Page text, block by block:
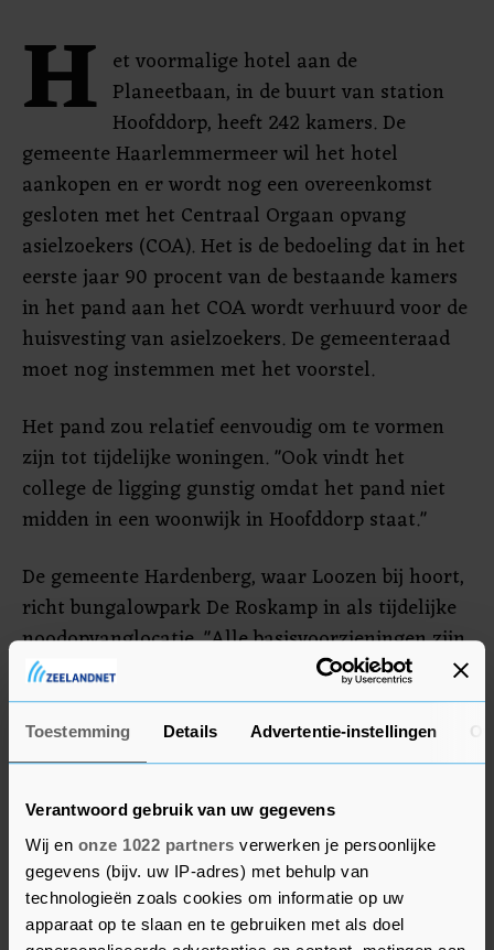
Toestemming Details Advertentie-instellingen
Verantwoord gebruik van uw gegevens
Wij en onze 1022 partners verwerken je persoonlijke
gegevens (bijv. uw IP-adres) met behulp van
technologieën zoals cookies om informatie op uw
apparaat op te slaan en te gebruiken met als doel
H et voormalige hotel aan de
Planeetbaan, in de buurt van station
Hoofddorp, heeft 242 kamers. De
gemeente Haarlemmermeer wil het hotel
aankopen en er wordt nog een overeenkomst
gesloten met het Centraal Orgaan opvang
asielzoekers (COA). Het is de bedoeling dat in het
eerste jaar 90 procent van de bestaande kamers
in het pand aan het COA wordt verhuurd voor de
huisvesting van asielzoekers. De gemeenteraad
moet nog instemmen met het voorstel.
Het pand zou relatief eenvoudig om te vormen
zijn tot tijdelijke woningen. "Ook vindt het
college de ligging gunstig omdat het pand niet
midden in een woonwijk in Hoofddorp staat."
De gemeente Hardenberg, waar Loozen bij hoort,
richt bungalowpark De Roskamp in als tijdelijke
noodopvanglocatie. "Alle basisvoorzieningen zijn
aanwezig. Er zijn meerdere ruimtes, zodat de
mensen voldoende privacy hebben. Er zijn ook
gezamenlijke ruimtes. Verder is er voldoende
ruimte rond het park", aldus de gemeente. Het
gebruiken. De opvang voor maximaal honderd
vluchtelingen kan met nog eens zes maanden
verlengd worden.